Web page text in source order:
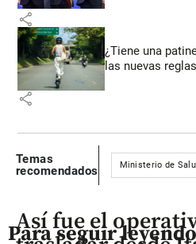
share
¿Tiene una
las nuevas
share
Temas
recomendados
Ministerio de
Para seguir
Así fue el